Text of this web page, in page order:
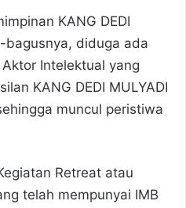
KANG DEDI
bagusnya, diduga ada
Intelektual yang
KANG DEDI MULYADI
muncul peristiwa
Retreat atau
telah mempunyai IMB